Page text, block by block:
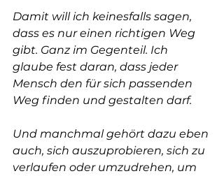
Damit will ich keinesfalls sagen,
dass es nur einen richtigen Weg
gibt. Ganz im Gegenteil. Ich
glaube fest daran, dass jeder
Mensch den für sich passenden
Weg finden und gestalten darf.
Und manchmal gehört dazu eben
auch, sich auszuprobieren, sich zu
verlaufen oder umzudrehen, um